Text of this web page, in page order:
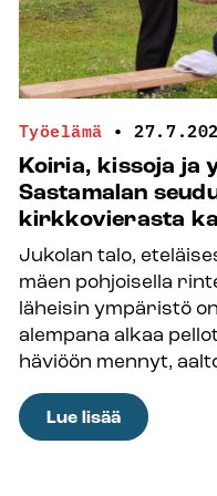
Työelämä •
Koiria, kissoja ja
Sastamalan
kirkkovierasta
Jukolan talo,
mäen pohjoisella
läheisin ympäristö
alempana alkaa
häviöön mennyt,
Lue lisää:
Koiria,